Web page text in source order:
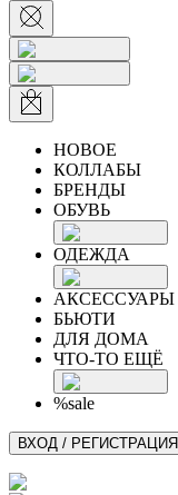
НОВОЕ
КОЛЛАБЫ
БРЕНДЫ
ОБУВЬ
ОДЕЖДА
АКСЕССУАРЫ
БЬЮТИ
ДЛЯ ДОМА
ЧТО-ТО ЕЩЁ
%sale
ВХОД / РЕГИСТРАЦИЯ